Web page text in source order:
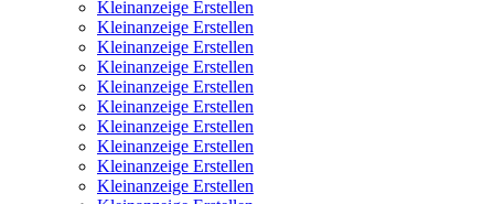
Kleinanzeige Erstellen
Kleinanzeige Erstellen
Kleinanzeige Erstellen
Kleinanzeige Erstellen
Kleinanzeige Erstellen
Kleinanzeige Erstellen
Kleinanzeige Erstellen
Kleinanzeige Erstellen
Kleinanzeige Erstellen
Kleinanzeige Erstellen